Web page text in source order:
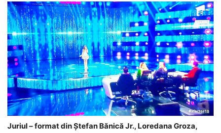
Juriul – format din Ștefan Bănică Jr., Loredana Groza,